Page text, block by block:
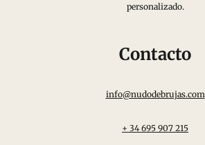
personalizado.
Contacto
info@nudodebrujas.com
+ 34 695 907 215